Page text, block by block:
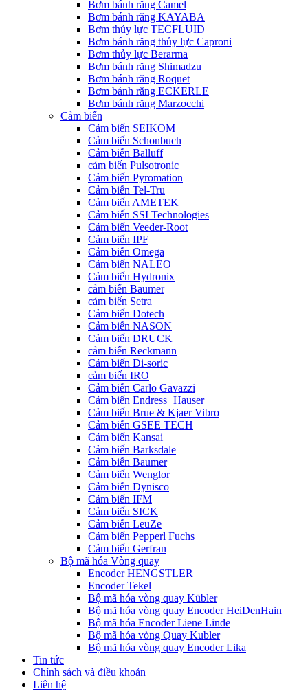
Bơm bánh răng Camel
Bơm bánh răng KAYABA
Bơm thủy lực TECFLUID
Bơm bánh răng thủy lực Caproni
Bơm thủy lực Berarma
Bơm bánh răng Shimadzu
Bơm bánh răng Roquet
Bơm bánh răng ECKERLE
Bơm bánh răng Marzocchi
Cảm biến
Cảm biến SEIKOM
Cảm biến Schonbuch
Cảm biến Balluff
cảm biến Pulsotronic
Cảm biến Pyromation
Cảm biến Tel-Tru
Cảm biến AMETEK
Cảm biến SSI Technologies
Cảm biến Veeder-Root
Cảm biến IPF
Cảm biến Omega
Cảm biến NALEO
Cảm biến Hydronix
cảm biến Baumer
cảm biến Setra
Cảm biến Dotech
Cảm biến NASON
Cảm biến DRUCK
cảm biến Reckmann
Cảm biến Di-soric
cảm biến IRO
Cảm biến Carlo Gavazzi
Cảm biến Endress+Hauser
Cảm biến Brue & Kjaer Vibro
Cảm biến GSEE TECH
Cảm biến Kansai
Cảm biến Barksdale
Cảm biến Baumer
Cảm biến Wenglor
Cảm biến Dynisco
Cảm biến IFM
Cảm biến SICK
Cảm biến LeuZe
Cảm biến Pepperl Fuchs
Cảm biến Gerfran
Bộ mã hóa Vòng quay
Encoder HENGSTLER
Encoder Tekel
Bộ mã hóa vòng quay Kübler
Bộ mã hóa vòng quay Encoder HeiDenHain
Bộ mã hóa Encoder Liene Linde
Bộ mã hóa vòng Quay Kubler
Bộ mã hóa vòng quay Encoder Lika
Tin tức
Chính sách và điều khoản
Liên hệ